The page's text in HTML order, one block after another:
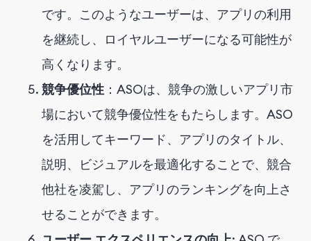
です。このようなユーザーは、アプリの利用
を継続し、ロイヤルユーザーになる可能性が
高くなります。
競争優位性 ：ASOは、競争の激しいアプリ市
場において競争優位性をもたらします。ASO
を活用してキーワード、アプリのタイトル、
説明、ビジュアルを最適化することで、競合
他社を凌駕し、アプリのランキングを向上さ
せることができます。